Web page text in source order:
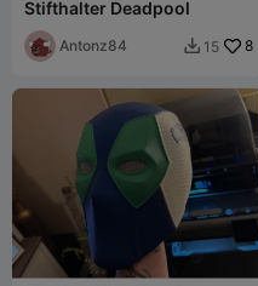
Stifthalter Deadpool
Antonz84  15 8